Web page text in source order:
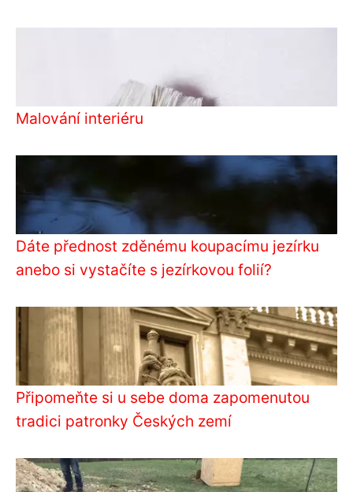
Malování interiéru
Dáte přednost zděnému koupacímu jezírku
anebo si vystačíte s jezírkovou folií?
Připomeňte si u sebe doma zapomenutou
tradici patronky Českých zemí